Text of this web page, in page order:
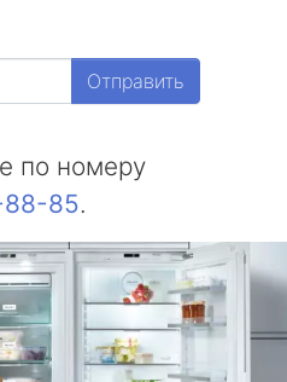
Отправить
по номеру
85.